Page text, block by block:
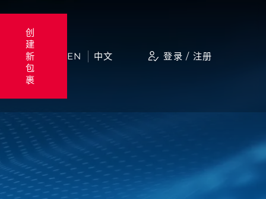
创
建
新
包
裹
EN 中文 登录 / 注册